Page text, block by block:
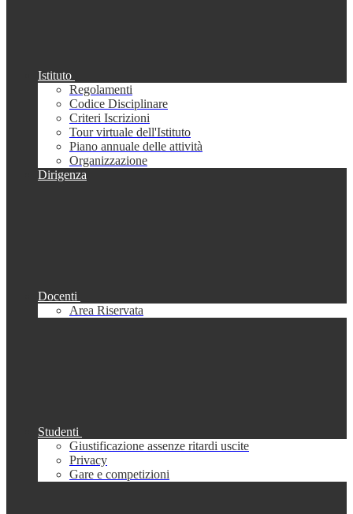
Istituto
Regolamenti
Codice Disciplinare
Criteri Iscrizioni
Tour virtuale dell'Istituto
Piano annuale delle attività
Organizzazione
Dirigenza
Docenti
Area Riservata
Studenti
Giustificazione assenze ritardi uscite
Privacy
Gare e competizioni